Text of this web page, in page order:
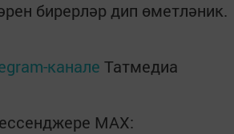
бирерләр дип өметләник.
канале Татмедиа
MАХ: